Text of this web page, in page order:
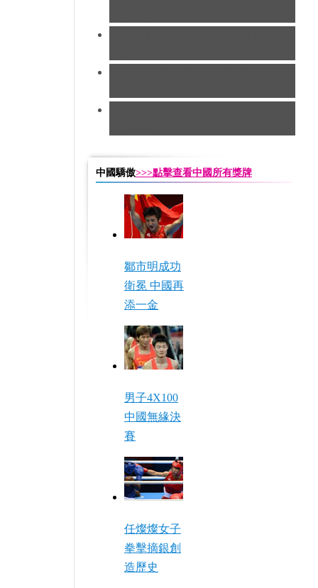
中國驕傲>>>點擊查看中國所有獎牌
鄒市明成功
衛冕 中國再
添一金
男子4X100
中國無緣決
賽
任燦燦女子
拳擊摘銀創
造歷史